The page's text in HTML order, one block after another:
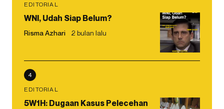
EDITORIAL
WNI, Udah Siap Belum?
Risma Azhari 2 bulan lalu
4
EDITORIAL
5W1H: Dugaan Kasus Pelecehan